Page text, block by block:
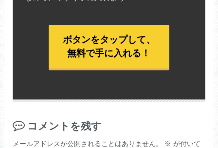
ボタンをタップして、
無料で手に入れる！
コメントを残す
メールアドレスが公開されることはありません。 ※ が付いて